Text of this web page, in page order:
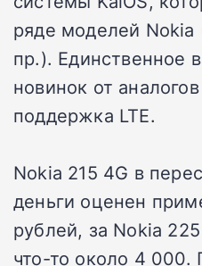
ряде моделей Nokia
пр.). Единственное
новинок от
поддержка LTE.
Nokia 215 4G в
деньги оценен
рублей, за Nokia
что-то около 4 000.